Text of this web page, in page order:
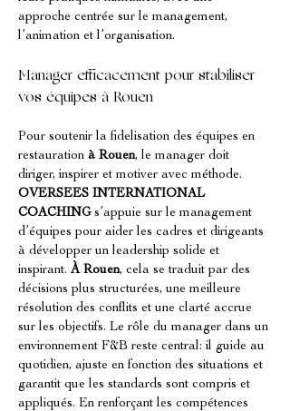
approche centrée sur le management,
l’animation et l’organisation.
Manager efficacement pour stabiliser
vos équipes à Rouen
Pour soutenir la fidelisation des équipes en
restauration à Rouen, le manager doit
diriger, inspirer et motiver avec méthode.
OVERSEES INTERNATIONAL
COACHING s’appuie sur le management
d’équipes pour aider les cadres et dirigeants
à développer un leadership solide et
inspirant. À Rouen, cela se traduit par des
décisions plus structurées, une meilleure
résolution des conflits et une clarté accrue
sur les objectifs. Le rôle du manager dans un
environnement F&B reste central: il guide au
quotidien, ajuste en fonction des situations et
garantit que les standards sont compris et
appliqués. En renforçant les compétences